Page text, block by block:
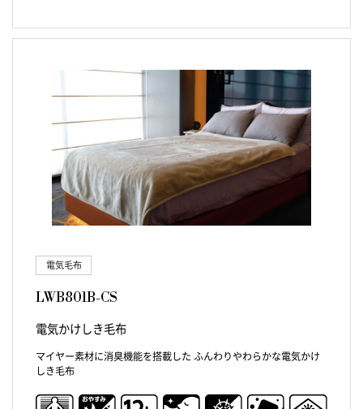
電気毛布
LWB801B-CS
電気かけしき毛布
マイヤー素材に消臭機能を搭載した ふんわりやわらかな電気かけ
しき毛布